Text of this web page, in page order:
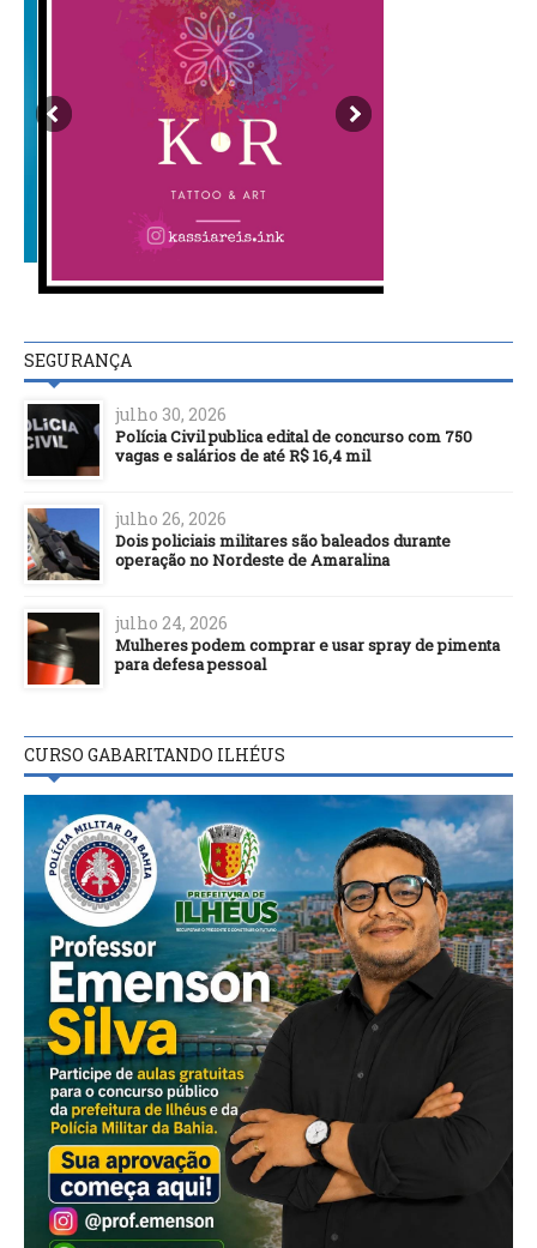
SEGURANÇA
julho 30, 2026
Polícia Civil publica edital de concurso com 750
vagas e salários de até R$ 16,4 mil
julho 26, 2026
Dois policiais militares são baleados durante
operação no Nordeste de Amaralina
julho 24, 2026
Mulheres podem comprar e usar spray de pimenta
para defesa pessoal
CURSO GABARITANDO ILHÉUS